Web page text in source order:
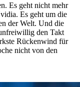
Es geht nicht mehr
Es geht um die
der Welt. Und die
den Takt
Rückenwind für
nicht von den